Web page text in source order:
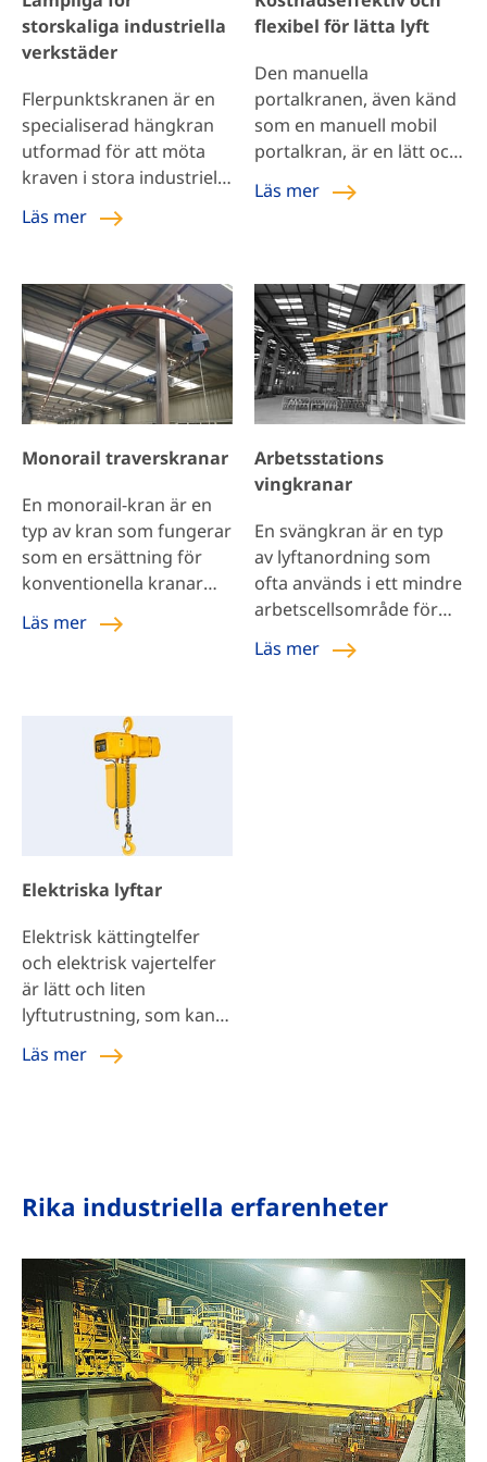
en idealisk lösning för […]
kompakt form för att
spara utrymme; under
storskaliga industriella
verkstäder
Flerpunktskranen är en
specialiserad hängkran
utformad för att möta
kraven i stora industriella
såsom
och
flygplansunderhållsanläggningar.
Genom att fördela laster
genom flera
upphängningspunkter
minskar denna kran
på byggnadens
möjliggör lägre
byggnadshöjd och […]
Läs mer
flexibel för lätta lyft
Den manuella
portalkranen, även känd
som en manuell mobil
portalkran, är en lätt och
lämplig för små och
som kräver frekvent
förflyttning och lyft av
lätta varor. Den har enkel
hantering, enkel drift
samt säkerhet och
tillförlitlighet, och kan
arbetsintensiteten […]
Läs mer
Monorail traverskranar
En monorail-kran är en
typ av kran som fungerar
som en ersättning för
konventionella kranar
Dessa kranar används
inom ett begränsat
område. Sådana platser
kan vara en fabrik eller
hela arbetsstationen.
Monorail krandesign är
enkel och kan vara
byggnadens struktur
Läs mer
Arbetsstations
vingkranar
En svängkran är en typ
av lyftanordning som
ofta används i ett mindre
arbetscellsområde för
lyftuppgifter. Jibbkranar
Läs mer
Elektriska lyftar
Elektrisk kättingtelfer
och elektrisk vajertelfer
är lätt och liten
lyftutrustning, som kan
installerad på en lyftkran,
Läs mer
Rika industriella erfarenheter